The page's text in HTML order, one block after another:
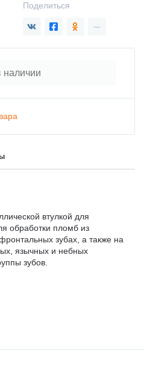
Поделиться
наличии
втулкой для
обработки пломб из
зубах, а также на
язычных и небных
зубов.